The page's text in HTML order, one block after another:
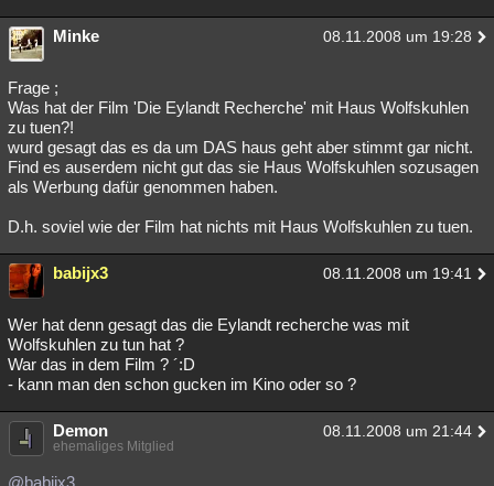
Minke 08.11.2008 um 19:28
Frage ;
Was hat der Film 'Die Eylandt Recherche' mit Haus Wolfskuhlen
zu tuen?!
wurd gesagt das es da um DAS haus geht aber stimmt gar nicht.
Find es auserdem nicht gut das sie Haus Wolfskuhlen sozusagen
als Werbung dafür genommen haben.
D.h. soviel wie der Film hat nichts mit Haus Wolfskuhlen zu tuen.
babijx3 08.11.2008 um 19:41
Wer hat denn gesagt das die Eylandt recherche was mit
Wolfskuhlen zu tun hat ?
War das in dem Film ? ´:D
- kann man den schon gucken im Kino oder so ?
Demon 08.11.2008 um 21:44
ehemaliges Mitglied
@babijx3